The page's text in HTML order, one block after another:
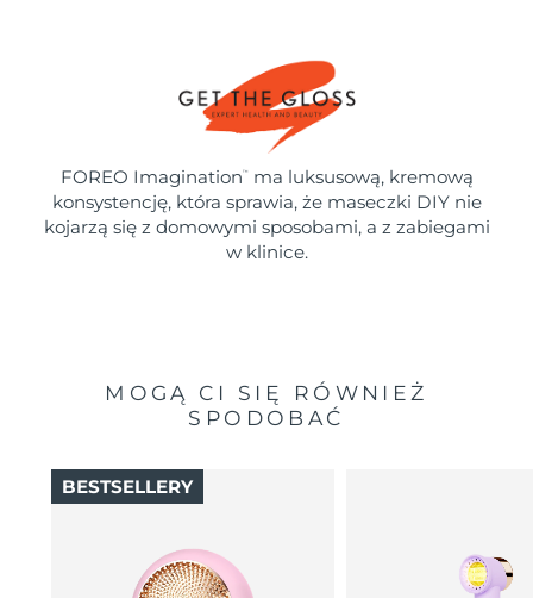
FOREO Imagination ™
ma luksusową, kremową
konsystencję, która sprawia, że maseczki DIY nie
kojarzą się z domowymi sposobami, a z zabiegami
w klinice.
MOGĄ CI SIĘ RÓWNIEŻ
SPODOBAĆ
BESTSELLERY